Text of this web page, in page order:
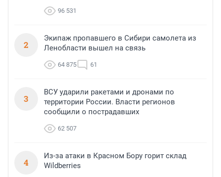
96 531
2
Экипаж пропавшего в Сибири самолета из
Ленобласти вышел на связь
64 875 61
3
ВСУ ударили ракетами и дронами по
территории России. Власти регионов
сообщили о пострадавших
62 507
4
Из-за атаки в Красном Бору горит склад
Wildberries